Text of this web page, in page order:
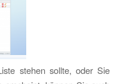
stehen sollte, oder Sie